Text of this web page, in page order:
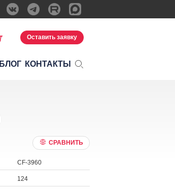
Оставить заявку
БЛОГ КОНТАКТЫ
СРАВНИТЬ
CF-3960
124